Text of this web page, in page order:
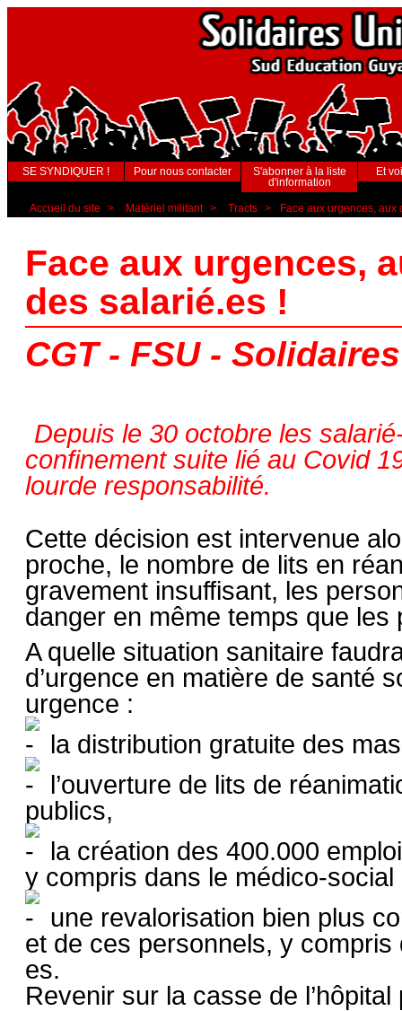
SE SYNDIQUER ! Pour nous contacter
S'abonner à la liste
d'information
Et
Accueil du site > Matériel militant > Tracts > Face aux urgences, aux
Face aux urgences,
des salarié.es !
CGT - FSU -
Depuis le 30 octobre les
confinement suite lié au Covid
lourde responsabilité.
Cette décision est intervenue
proche, le nombre de lits en
gravement insuffisant, les
danger en même temps que les
A quelle situation sanitaire
d’urgence en matière de santé
urgence :
la distribution gratuite des
l’ouverture de lits de
publics,
la création des 400.000
y compris dans le médico-social
une revalorisation bien plus
et de ces personnels, y
es.
Revenir sur la casse de